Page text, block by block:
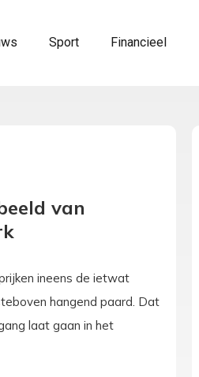
Sport Financieel
van
ineens de ietwat
hangend paard. Dat
laat gaan in het